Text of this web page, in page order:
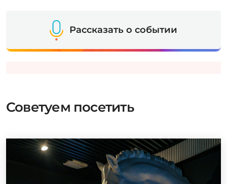
Рассказать о событии
Советуем посетить